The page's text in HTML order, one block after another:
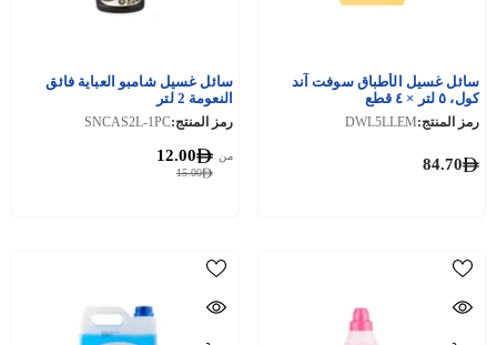
سائل غسيل الأطباق سوفت آند
كول، ٥ لتر × ٤ قطع
رمز المنتج:DWL5LLEM
84.70
سائل غسيل شامبو العباية فائق
النعومة 2 لتر
رمز المنتج:SNCAS2L-1PC
15.00
من 12.00